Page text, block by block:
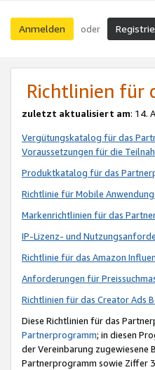
Anmelden oder
Richtlinien für
zuletzt aktualisiert am: 14.
Vergütungskatalog für das
Voraussetzungen für die
Produktkatalog für das
Richtlinie für Mobile
Markenrichtlinien für das
IP-Lizenz- und
Richtlinie für das Amazon
Anforderungen für
Richtlinien für das Creator Ads
Diese Richtlinien für das
Partnerprogramm; in diesen
der Vereinbarung zugewiesene
Partnerprogramm sowie Ziffer